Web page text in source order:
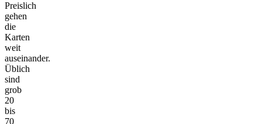
Preislich
gehen
die
Karten
weit
auseinander.
Üblich
sind
grob
20
bis
70